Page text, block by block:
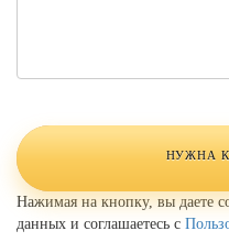
URL
НУЖНА
Нажимая на кнопку, вы даете
данных и соглашаетесь с